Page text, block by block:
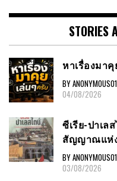
STORIES
หาเรื่องมา
BY ANONYMOUS01
04/08/2026
ซีเรีย-ปาเ
สัญญาณแห่
BY ANONYMOUS01
03/08/2026